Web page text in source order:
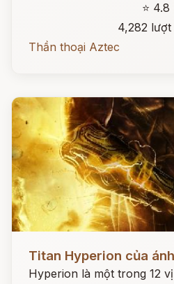
⭐ 4.8
4,282
Thần thoại Aztec
Titan Hyperion của
Hyperion là một trong 12